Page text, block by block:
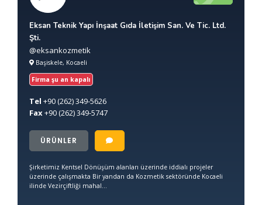
Eksan Teknik Yapı İnşaat Gıda İletişim San. Ve Tic. Ltd.
Şti.
@eksankozmetik
Başiskele, Kocaeli
Firma şu an kapalı
Tel +90(262) 349-5626
Fax+90(262) 349-5747
ÜRÜNLER
Şirketimiz Kentsel Dönüşüm alanları üzerinde iddialı projeler
üzerinde çalışmakta Bir yandan da Kozmetik sektöründe Kocaeli
ilinde Vezirçiftliği mahal...